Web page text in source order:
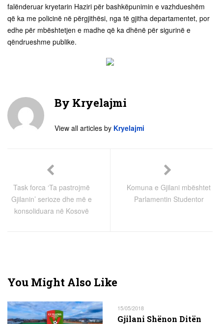
falënderuar kryetarin Haziri për bashkëpunimin e vazhdueshëm
që ka me policinë në përgjithësi, nga të gjitha departamentet, por
edhe për mbështetjen e madhe që ka dhënë për sigurinë e
qëndrueshme publike.
By Kryelajmi
View all articles by Kryelajmi
Task forca ‘Ta pastrojmë
Gjilanin’ serioze dhe më e
konsoliduara në Kosovë
Komuna e Gjilani mbështet
Parlamentin Studentor
You Might Also Like
15/05/2018
Gjilani Shënon Ditën